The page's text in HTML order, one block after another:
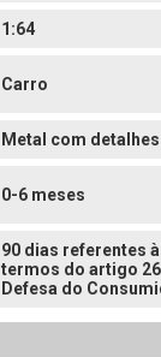
1:64
Carro
Metal com
0-6 meses
90 dias referentes
termos do artigo
Defesa do